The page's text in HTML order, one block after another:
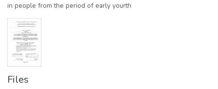
in people from the period of early yourth
Files